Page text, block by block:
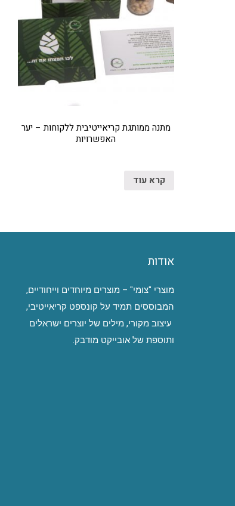
מתנה ממותגת קריאייטיבית ללקוחות – יער
האפשרויות
קרא עוד
אודות
מוצרי "צומי" – מוצרים מיוחדים וייחודיים,
המבוססים תמיד על קונספט קריאייטיבי,
עיצוב מקורי, מילים של יוצרים ישראלים
ותוספת של אובייקט מודבק.